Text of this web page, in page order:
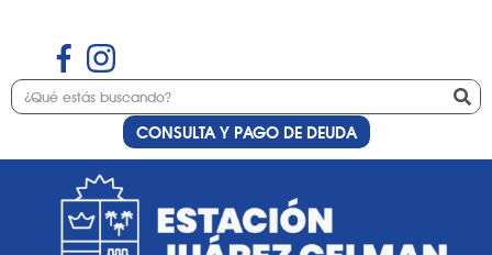
CONSULTA Y PAGO DE DEUDA